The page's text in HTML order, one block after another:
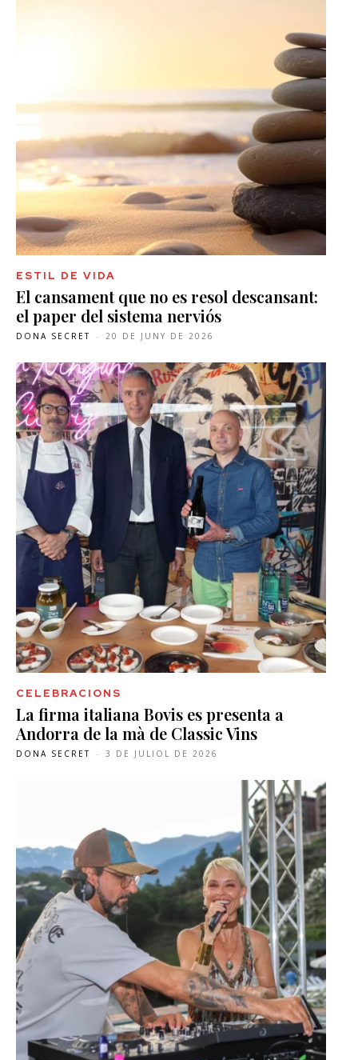
ESTIL DE VIDA
El cansament que no es resol descansant:
el paper del sistema nerviós
DONA SECRET - 20 DE JUNY DE 2026
CELEBRACIONS
La firma italiana Bovis es presenta a
Andorra de la mà de Classic Vins
DONA SECRET - 3 DE JULIOL DE 2026